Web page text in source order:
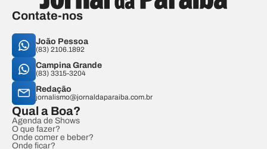
Contate-nos
João Pessoa
(83) 2106.1892
Campina Grande
(83) 3315-3204
Redação
jornalismo@jornaldaparaiba.com.br
Qual a Boa?
Agenda de Shows
O que fazer?
Onde comer e beber?
Onde ficar?